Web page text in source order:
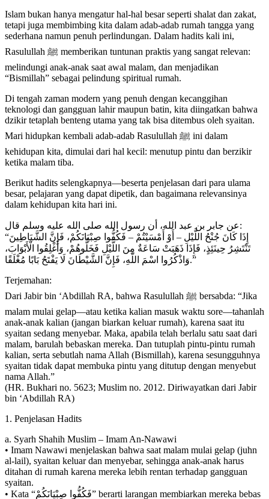
Islam bukan hanya mengatur hal-hal besar seperti shalat dan zakat,
tetapi juga membimbing kita dalam adab-adab rumah tangga yang
sederhana namun penuh perlindungan. Dalam hadits kali ini,
Rasulullah ﷺ memberikan tuntunan praktis yang sangat relevan:
melindungi anak-anak saat awal malam, dan menjadikan
“Bismillah” sebagai pelindung spiritual rumah.
Di tengah zaman modern yang penuh dengan kecanggihan
teknologi dan gangguan lahir maupun batin, kita diingatkan bahwa
dzikir tetaplah benteng utama yang tak bisa ditembus oleh syaitan.
Mari hidupkan kembali adab-adab Rasulullah ﷺ ini dalam
kehidupan kita, dimulai dari hal kecil: menutup pintu dan berzikir
ketika malam tiba.
Berikut hadits selengkapnya—beserta penjelasan dari para ulama
besar, pelajaran yang dapat dipetik, dan bagaimana relevansinya
dalam kehidupan kita hari ini.
عن جابر بن عبد الله، أن رسول الله صلى الله عليه وسلم قال:
“إِذَا كَانَ جُنْحُ اللَّيْلِ – أَوْ أَمْسَيْتُمْ – فَكُفُّوا صِبْيَانَكُمْ، فَإِنَّ الشَّيَاطِينَ
تَنْتَشِرُ حِينَئِذٍ، فَإِذَا ذَهَبَتْ سَاعَةٌ مِنَ اللَّيْلِ فَخَلُّوهُمْ، وَأَغْلِقُوا الْأَبْوَابَ،
وَاذْكُرُوا اسْمَ اللَّهِ، فَإِنَّ الشَّيْطَانَ لَا يَفْتَحُ بَابًا مُغْلَقًا.”
Terjemahan:
Dari Jabir bin ‘Abdillah RA, bahwa Rasulullah ﷺ bersabda: “Jika
malam mulai gelap—atau ketika kalian masuk waktu sore—tahanlah
anak-anak kalian (jangan biarkan keluar rumah), karena saat itu
syaitan sedang menyebar. Maka, apabila telah berlalu satu saat dari
malam, barulah bebaskan mereka. Dan tutuplah pintu-pintu rumah
kalian, serta sebutlah nama Allah (Bismillah), karena sesungguhnya
syaitan tidak dapat membuka pintu yang ditutup dengan menyebut
nama Allah.”
(HR. Bukhari no. 5623; Muslim no. 2012. Diriwayatkan dari Jabir
bin ‘Abdillah RA)
1. Penjelasan Hadits
a. Syarh Shahih Muslim – Imam An-Nawawi
• Imam Nawawi menjelaskan bahwa saat malam mulai gelap (juhn
al-lail), syaitan keluar dan menyebar, sehingga anak-anak harus
ditahan di rumah karena mereka lebih rentan terhadap gangguan
syaitan.
• Kata “فَكُفُّوا صِبْيَانَكُمْ” berarti larangan membiarkan mereka bebas